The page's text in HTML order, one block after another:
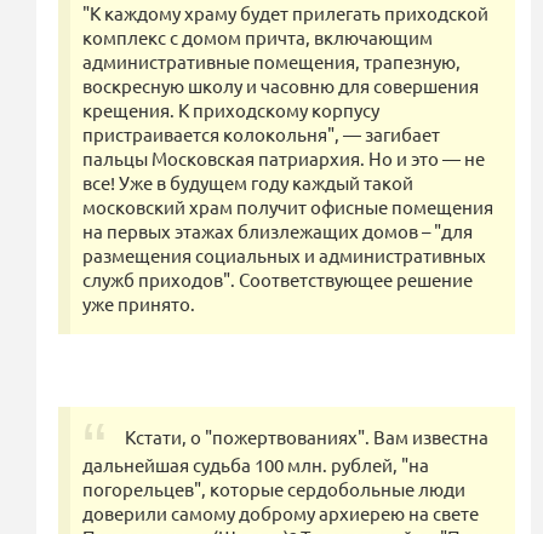
"К каждому храму будет прилегать приходской
комплекс с домом причта, включающим
административные помещения, трапезную,
воскресную школу и часовню для совершения
крещения. К приходскому корпусу
пристраивается колокольня", — загибает
пальцы Московская патриархия. Но и это — не
все! Уже в будущем году каждый такой
московский храм получит офисные помещения
на первых этажах близлежащих домов – "для
размещения социальных и административных
служб приходов". Соответствующее решение
уже принято.
Кстати, о "пожертвованиях". Вам известна
дальнейшая судьба 100 млн. рублей, "на
погорельцев", которые сердобольные люди
доверили самому доброму архиерею на свете